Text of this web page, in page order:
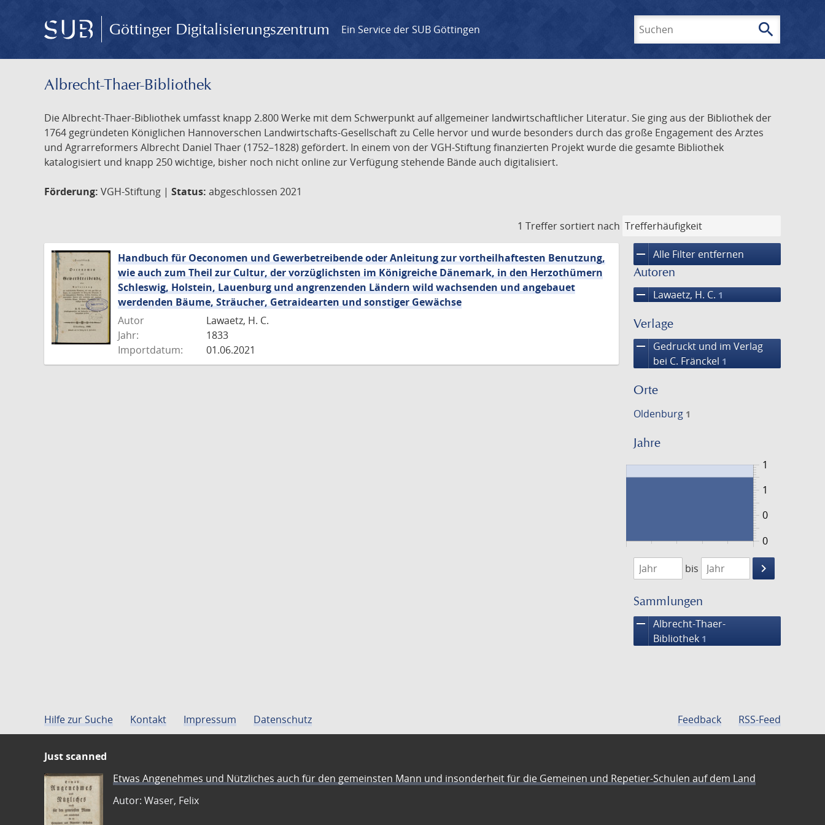
Göttinger Digitalisierungszentrum Ein Service der SUB Göttingen search
Albrecht-Thaer-Bibliothek
Die Albrecht-Thaer-Bibliothek umfasst knapp 2.800 Werke mit dem Schwerpunkt auf allgemeiner landwirtschaftlicher Literatur. Sie ging aus der Bibliothek der
1764 gegründeten Königlichen Hannoverschen Landwirtschafts-Gesellschaft zu Celle hervor und wurde besonders durch das große Engagement des Arztes
und Agrarreformers Albrecht Daniel Thaer (1752–1828) gefördert. In einem von der VGH-Stiftung finanzierten Projekt wurde die gesamte Bibliothek
katalogisiert und knapp 250 wichtige, bisher noch nicht online zur Verfügung stehende Bände auch digitalisiert.
Förderung: VGH-Stiftung | Status: abgeschlossen 2021
1 Treffer sortiert nach
remove Alle Filter entfernen
Autoren
remove Lawaetz, H. C. 1
Verlage
remove
Gedruckt und im Verlag
bei C. Fränckel 1
Orte
Oldenburg 1
Jahre
0
1
0
1
1833
1834
bis
keyboard_arrow_right
Suche
Sammlungen
remove Albrecht-Thaer-
Bibliothek 1
Handbuch für Oeconomen und Gewerbetreibende oder Anleitung zur vortheilhaftesten Benutzung,
wie auch zum Theil zur Cultur, der vorzüglichsten im Königreiche Dänemark, in den Herzothümern
Schleswig, Holstein, Lauenburg und angrenzenden Ländern wild wachsenden und angebauet
werdenden Bäume, Sträucher, Getraidearten und sonstiger Gewächse
Autor
Lawaetz, H. C.
Jahr:
1833
Importdatum:
01.06.2021
Hilfe zur Suche Kontakt Impressum Datenschutz Feedback RSS-Feed
Just scanned
Etwas Angenehmes und Nützliches auch für den gemeinsten Mann und insonderheit für die Gemeinen und Repetier-Schulen auf dem Land
Autor: Waser, Felix